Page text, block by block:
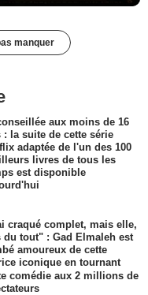
manquer
aux moins de 16
: la suite de cette série
adaptée de l'un des 100
livres de tous les
est disponible
craqué complet, mais elle,
du tout" : Gad Elmaleh est
amoureux de cette
iconique en tournant
comédie aux 2 millions de